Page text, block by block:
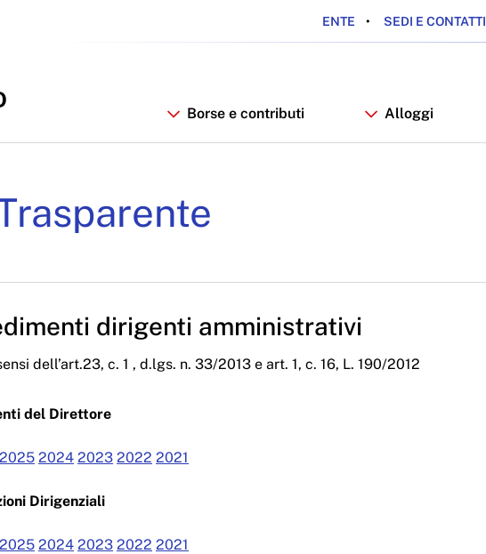
ENTE SEDI E CONTATTI
Borse e contributi Alloggi
dirigenti amministrativi
dell’art.23, c. 1 , d.lgs. n. 33/2013 e art. 1, c. 16, L. 190/2012
del Direttore
2025 2024 2023 2022 2021
Dirigenziali
2025 2024 2023 2022 2021